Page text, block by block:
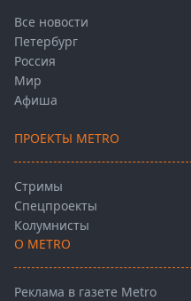
Все новости
Петербург
Россия
Мир
Афиша
ПРОЕКТЫ METRO
Стримы
Спецпроекты
Колумнисты
О METRO
Реклама в газете Metro